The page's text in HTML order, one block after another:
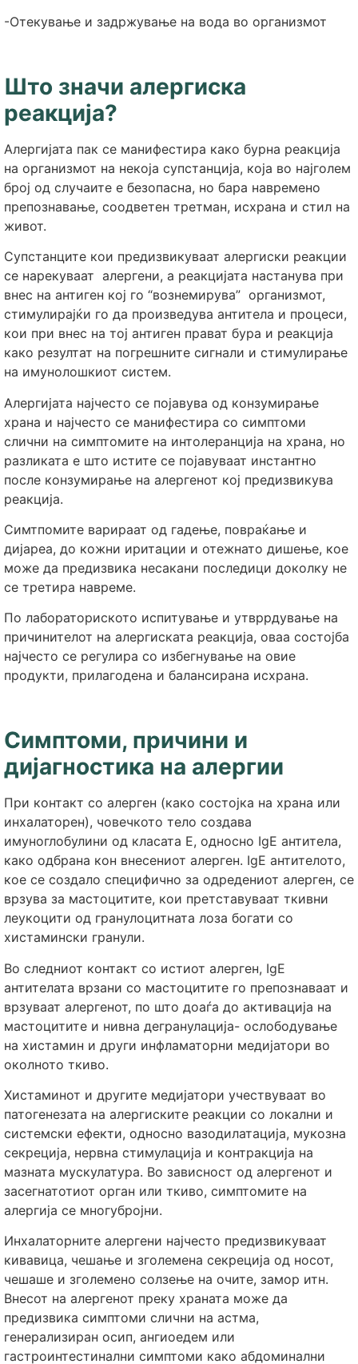
-Отекување и задржување на вода во организмот
Што значи алергиска
реакција?
Алергијата пак се манифестира како бурна реакција
на организмот на некоја супстанција, која во најголем
број од случаите е безопасна, но бара навремено
препознавање, соодветен третман, исхрана и стил на
живот.
Супстанците кои предизвикуваат алергиски реакции
се нарекуваат алергени, а реакцијата настанува при
внес на антиген кој го “вознемирува” организмот,
стимулирајќи го да произведува антитела и процеси,
кои при внес на тој антиген прават бура и реакција
како резултат на погрешните сигнали и стимулирање
на имунолошкиот систем.
Алергијата најчесто се појавува од конзумирање
храна и најчесто се манифестира со симптоми
слични на симптомите на интолеранција на храна, но
разликата е што истите се појавуваат инстантно
после конзумирање на алергенот кој предизвикува
реакција.
Симтпомите варираат од гадење, повраќање и
дијареа, до кожни иритации и отежнато дишење, кое
може да предизвика несакани последици доколку не
се третира навреме.
По лабораториското испитување и утвррдување на
причинителот на алергиската реакција, оваа состојба
најчесто се регулира со избегнување на овие
продукти, прилагодена и балансирана исхрана.
Симптоми, причини и
дијагностика на алергии
При контакт со алерген (како состојка на храна или
инхалаторен), човечкото тело создава
имуноглобулини од класата E, односно IgE антитела,
како одбрана кон внесениот алерген. IgE антителото,
кое се создало специфично за одредениот алерген, се
врзува за мастоцитите, кои претставуваат ткивни
леукоцити од гранулоцитната лоза богати со
хистамински гранули.
Во следниот контакт со истиот алерген, IgE
антителата врзани со мастоцитите го препознаваат и
врзуваат алергенот, по што доаѓа до активација на
мастоцитите и нивна дегранулација- ослободување
на хистамин и други инфламаторни медијатори во
околното ткиво.
Хистаминот и другите медијатори учествуваат во
патогенезата на алергиските реакции со локални и
системски ефекти, односно вазодилатација, мукозна
секреција, нервна стимулација и контракција на
мазната мускулатура. Во зависност од алергенот и
засегнатотиот орган или ткиво, симптомите на
алергија се многубројни.
Инхалаторните алергени најчесто предизвикуваат
кивавица, чешање и зголемена секреција од носот,
чешаше и зголемено солзење на очите, замор итн.
Внесот на алергенот преку храната може да
предизвика симптоми слични на астма,
генерализиран осип, ангиоедем или
гастроинтестинални симптоми како абдоминални